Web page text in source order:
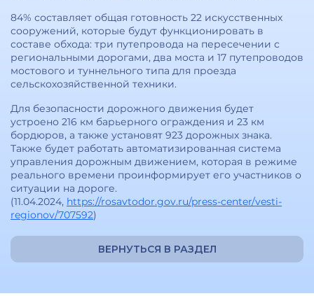
84% составляет общая готовность 22 искусственных
сооружений, которые будут функционировать в
составе обхода: три путепровода на пересечении с
региональными дорогами, два моста и 17 путепроводов
мостового и туннельного типа для проезда
сельскохозяйственной техники.
Для безопасности дорожного движения будет
устроено 216 км барьерного ограждения и 23 км
бордюров, а также установят 923 дорожных знака.
Также будет работать автоматизированная система
управления дорожным движением, которая в режиме
реального времени проинформирует его участников о
ситуации на дороге.
(11.04.2024, https://rosavtodor.gov.ru/press-center/vesti-
regionov/707592)
ВЕРНУТЬСЯ В РАЗДЕЛ